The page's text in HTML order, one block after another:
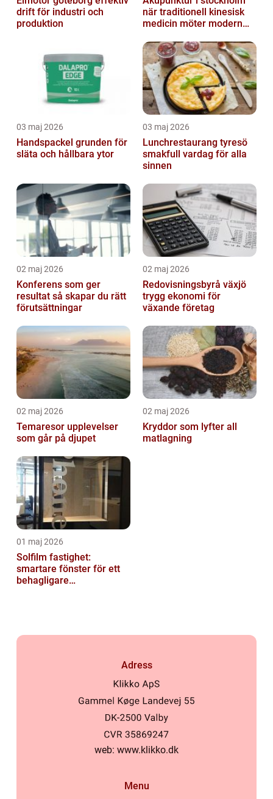
drift för industri och
produktion
när traditionell kinesisk
medicin möter modern
03 maj 2026
Handspackel grunden för
släta och hållbara ytor
03 maj 2026
Lunchrestaurang tyresö
smakfull vardag för alla
sinnen
02 maj 2026
Konferens som ger
resultat så skapar du rätt
förutsättningar
02 maj 2026
Redovisningsbyrå växjö
trygg ekonomi för
växande företag
02 maj 2026
Temaresor upplevelser
som går på djupet
02 maj 2026
Kryddor som lyfter all
matlagning
01 maj 2026
Solfilm fastighet:
smartare fönster för ett
behagligare
Adress
web: www.klikko.dk
Menu